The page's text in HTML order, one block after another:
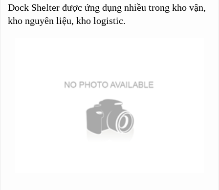
Dock Shelter được ứng dụng nhiều trong kho vận,
kho nguyên liệu, kho logistic.